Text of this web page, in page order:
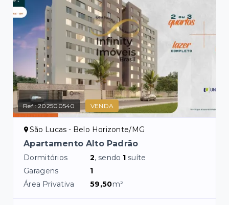
Ref.:202500540 VENDA
São Lucas - Belo Horizonte/MG
Apartamento Alto Padrão
Dormitórios 2, sendo 1 suíte
Garagens
1
Área Privativa
59,50m²